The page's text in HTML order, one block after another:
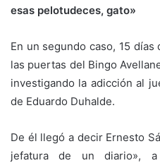
esas pelotudeces, gato»
En un segundo caso, 15
las puertas del Bingo
investigando la adicción al
de Eduardo Duhalde.
De él llegó a decir Ernesto
jefatura de un diario»,